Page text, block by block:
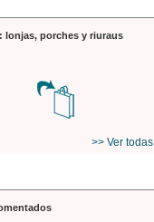
lonjas, porches y riuraus
>> Ver todas